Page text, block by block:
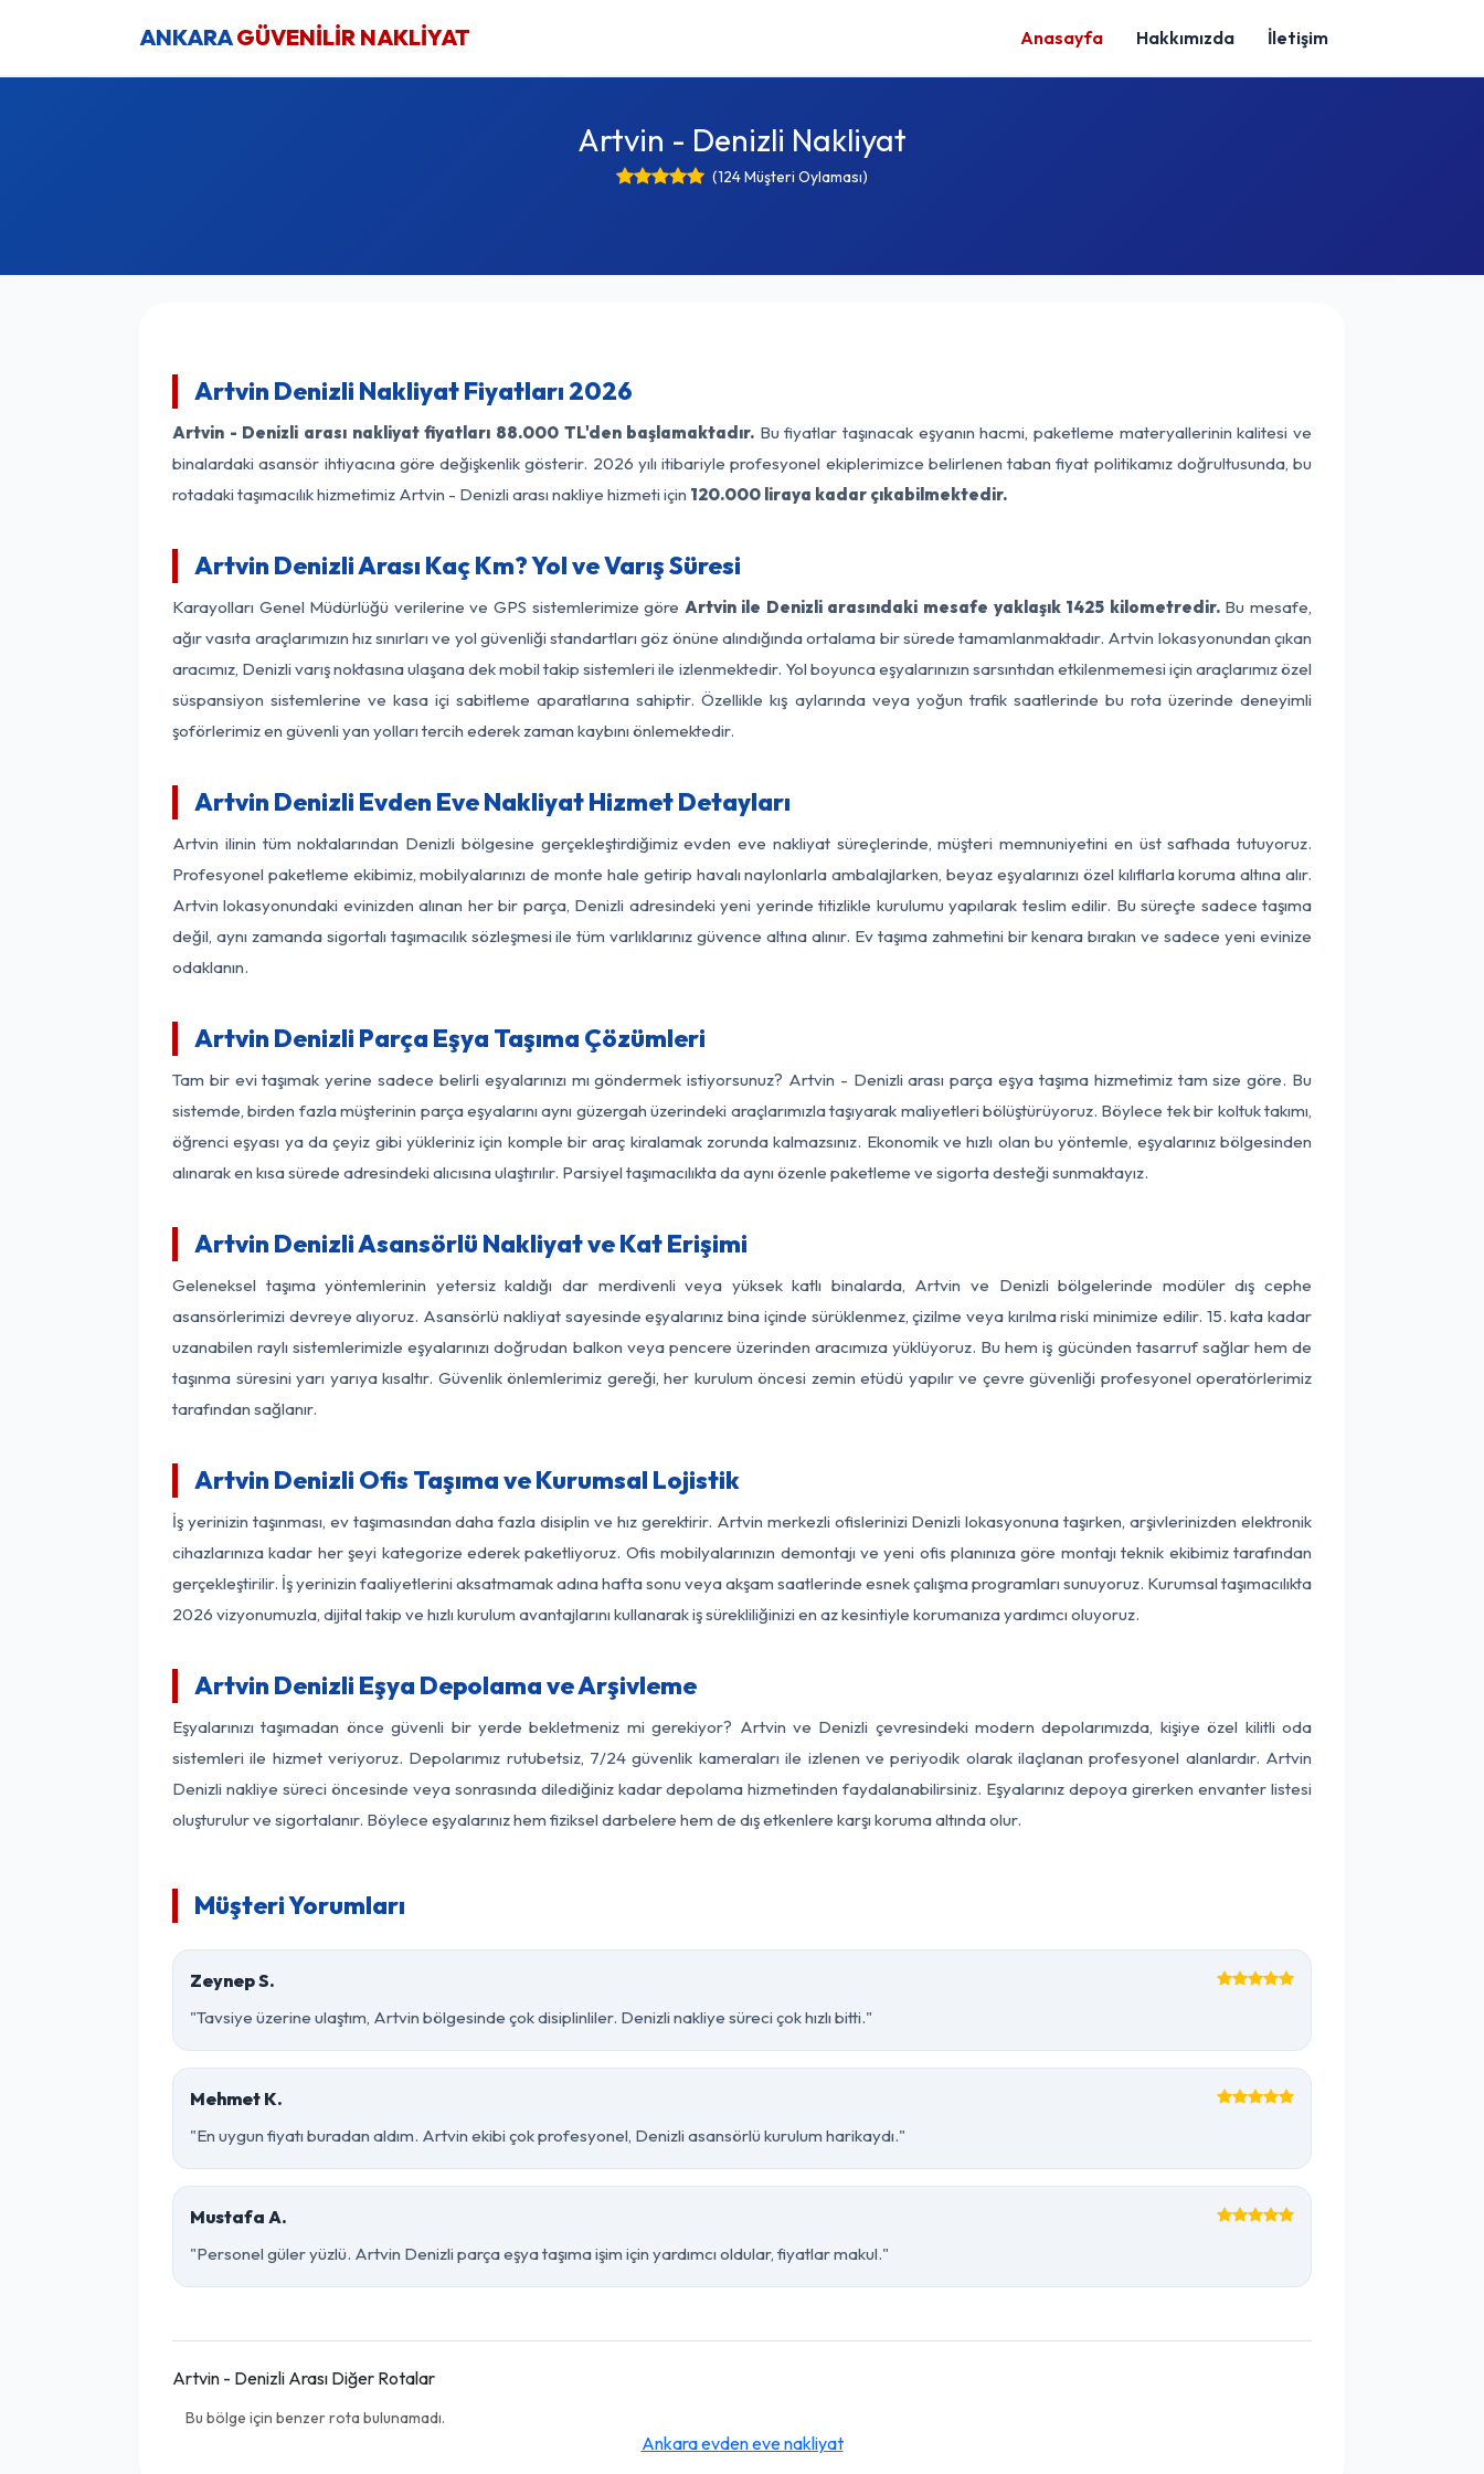
ANKARAGÜVENİLİR NAKLİYAT Anasayfa Hakkımızda İletişim
Artvin - Denizli Nakliyat
(124 Müşteri Oylaması)
Artvin Denizli Nakliyat Fiyatları 2026
Artvin - Denizli arası nakliyat fiyatları 88.000 TL'den başlamaktadır. Bu fiyatlar taşınacak eşyanın hacmi, paketleme materyallerinin kalitesi ve
binalardaki asansör ihtiyacına göre değişkenlik gösterir. 2026 yılı itibariyle profesyonel ekiplerimizce belirlenen taban fiyat politikamız doğrultusunda, bu
rotadaki taşımacılık hizmetimiz Artvin - Denizli arası nakliye hizmeti için 120.000 liraya kadar çıkabilmektedir.
Artvin Denizli Arası Kaç Km? Yol ve Varış Süresi
Karayolları Genel Müdürlüğü verilerine ve GPS sistemlerimize göre Artvin ile Denizli arasındaki mesafe yaklaşık 1425 kilometredir.Bu mesafe,
ağır vasıta araçlarımızın hız sınırları ve yol güvenliği standartları göz önüne alındığında ortalama bir sürede tamamlanmaktadır. Artvin lokasyonundan çıkan
aracımız, Denizli varış noktasına ulaşana dek mobil takip sistemleri ile izlenmektedir. Yol boyunca eşyalarınızın sarsıntıdan etkilenmemesi için araçlarımız özel
süspansiyon sistemlerine ve kasa içi sabitleme aparatlarına sahiptir. Özellikle kış aylarında veya yoğun trafik saatlerinde bu rota üzerinde deneyimli
şoförlerimiz en güvenli yan yolları tercih ederek zaman kaybını önlemektedir.
Artvin Denizli Evden Eve Nakliyat Hizmet Detayları
Artvin ilinin tüm noktalarından Denizli bölgesine gerçekleştirdiğimiz evden eve nakliyat süreçlerinde, müşteri memnuniyetini en üst safhada tutuyoruz.
Profesyonel paketleme ekibimiz, mobilyalarınızı de monte hale getirip havalı naylonlarla ambalajlarken, beyaz eşyalarınızı özel kılıflarla koruma altına alır.
Artvin lokasyonundaki evinizden alınan her bir parça, Denizli adresindeki yeni yerinde titizlikle kurulumu yapılarak teslim edilir. Bu süreçte sadece taşıma
değil, aynı zamanda sigortalı taşımacılık sözleşmesi ile tüm varlıklarınız güvence altına alınır. Ev taşıma zahmetini bir kenara bırakın ve sadece yeni evinize
odaklanın.
Artvin Denizli Parça Eşya Taşıma Çözümleri
Tam bir evi taşımak yerine sadece belirli eşyalarınızı mı göndermek istiyorsunuz? Artvin - Denizli arası parça eşya taşıma hizmetimiz tam size göre. Bu
sistemde, birden fazla müşterinin parça eşyalarını aynı güzergah üzerindeki araçlarımızla taşıyarak maliyetleri bölüştürüyoruz. Böylece tek bir koltuk takımı,
öğrenci eşyası ya da çeyiz gibi yükleriniz için komple bir araç kiralamak zorunda kalmazsınız. Ekonomik ve hızlı olan bu yöntemle, eşyalarınız bölgesinden
alınarak en kısa sürede adresindeki alıcısına ulaştırılır. Parsiyel taşımacılıkta da aynı özenle paketleme ve sigorta desteği sunmaktayız.
Artvin Denizli Asansörlü Nakliyat ve Kat Erişimi
Geleneksel taşıma yöntemlerinin yetersiz kaldığı dar merdivenli veya yüksek katlı binalarda, Artvin ve Denizli bölgelerinde modüler dış cephe
asansörlerimizi devreye alıyoruz. Asansörlü nakliyat sayesinde eşyalarınız bina içinde sürüklenmez, çizilme veya kırılma riski minimize edilir. 15. kata kadar
uzanabilen raylı sistemlerimizle eşyalarınızı doğrudan balkon veya pencere üzerinden aracımıza yüklüyoruz. Bu hem iş gücünden tasarruf sağlar hem de
taşınma süresini yarı yarıya kısaltır. Güvenlik önlemlerimiz gereği, her kurulum öncesi zemin etüdü yapılır ve çevre güvenliği profesyonel operatörlerimiz
tarafından sağlanır.
Artvin Denizli Ofis Taşıma ve Kurumsal Lojistik
İş yerinizin taşınması, ev taşımasından daha fazla disiplin ve hız gerektirir. Artvin merkezli ofislerinizi Denizli lokasyonuna taşırken, arşivlerinizden elektronik
cihazlarınıza kadar her şeyi kategorize ederek paketliyoruz. Ofis mobilyalarınızın demontajı ve yeni ofis planınıza göre montajı teknik ekibimiz tarafından
gerçekleştirilir. İş yerinizin faaliyetlerini aksatmamak adına hafta sonu veya akşam saatlerinde esnek çalışma programları sunuyoruz. Kurumsal taşımacılıkta
2026 vizyonumuzla, dijital takip ve hızlı kurulum avantajlarını kullanarak iş sürekliliğinizi en az kesintiyle korumanıza yardımcı oluyoruz.
Artvin Denizli Eşya Depolama ve Arşivleme
Eşyalarınızı taşımadan önce güvenli bir yerde bekletmeniz mi gerekiyor? Artvin ve Denizli çevresindeki modern depolarımızda, kişiye özel kilitli oda
sistemleri ile hizmet veriyoruz. Depolarımız rutubetsiz, 7/24 güvenlik kameraları ile izlenen ve periyodik olarak ilaçlanan profesyonel alanlardır. Artvin
Denizli nakliye süreci öncesinde veya sonrasında dilediğiniz kadar depolama hizmetinden faydalanabilirsiniz. Eşyalarınız depoya girerken envanter listesi
oluşturulur ve sigortalanır. Böylece eşyalarınız hem fiziksel darbelere hem de dış etkenlere karşı koruma altında olur.
Müşteri Yorumları
Zeynep S.
"Tavsiye üzerine ulaştım, Artvin bölgesinde çok disiplinliler. Denizli nakliye süreci çok hızlı bitti."
Mehmet K.
"En uygun fiyatı buradan aldım. Artvin ekibi çok profesyonel, Denizli asansörlü kurulum harikaydı."
Mustafa A.
"Personel güler yüzlü. Artvin Denizli parça eşya taşıma işim için yardımcı oldular, fiyatlar makul."
Artvin - Denizli Arası Diğer Rotalar
Bu bölge için benzer rota bulunamadı.
Ankara evden eve nakliyat